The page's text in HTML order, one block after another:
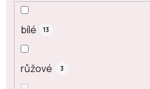
bílé 13
růžové 3